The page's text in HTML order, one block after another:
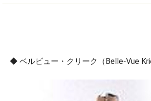
◆ ベルビュー・クリーク（Belle-Vue